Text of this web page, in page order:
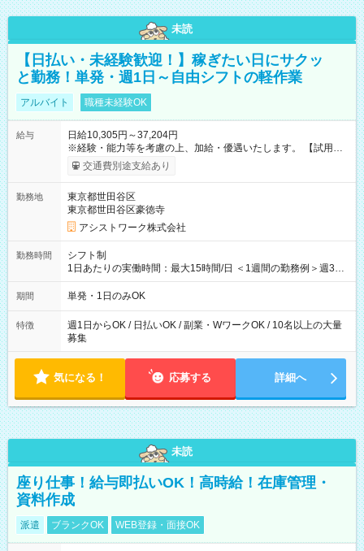
未読
【日払い・未経験歓迎！】稼ぎたい日にサクッ
と勤務！単発・週1日～自由シフトの軽作業
アルバイト 職種未経験OK
給与
日給10,305円～37,204円
※経験・能力等を考慮の上、加給・優遇いたします。 【試用期
間】試用期間なし
交通費別途支給あり
勤務地
東京都世田谷区
東京都世田谷区豪徳寺
アシストワーク株式会社
勤務時間
シフト制
1日あたりの実働時間：最大15時間/日 ＜1週間の勤務例＞週3回
勤務 勤務：月・水・金 休み：火・木・土・日 好きな時にお仕事
可能です！ ※1日あたりの最大実働時間は日勤、夜勤共に勤務し
期間 単発・1日のみOK
特徴
週1日からOK / 日払いOK / 副業・WワークOK / 10名以上の大量
募集
気になる！ 応募する 詳細へ
未読
座り仕事！給与即払いOK！高時給！在庫管理・
資料作成
派遣 ブランクOK WEB登録・面接OK